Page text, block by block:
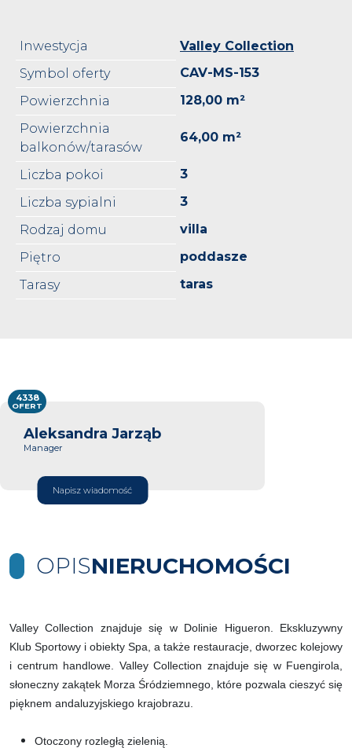
Inwestycja
Valley Collection
Symbol oferty
CAV-MS-153
Powierzchnia
128,00 m²
Powierzchnia
balkonów/tarasów
64,00 m²
Liczba pokoi
3
Liczba sypialni
3
Rodzaj domu
villa
Piętro
poddasze
Tarasy
taras
Aleksandra Jarząb
Manager
Napisz wiadomość
4338
OFERT
OPISNIERUCHOMOŚCI
Valley Collection znajduje się w Dolinie Higueron. Ekskluzywny
Klub Sportowy i obiekty Spa, a także restauracje, dworzec kolejowy
i centrum handlowe. Valley Collection znajduje się w Fuengirola,
słoneczny zakątek Morza Śródziemnego, które pozwala cieszyć się
pięknem andaluzyjskiego krajobrazu.
Otoczony rozległą zielenią.